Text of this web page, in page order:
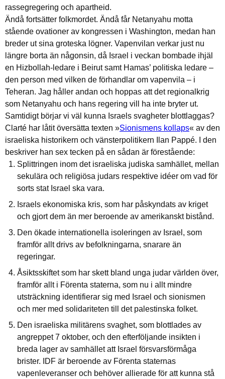
rassegregering och apartheid.
Ändå fortsätter folkmordet. Ändå får Netanyahu motta
stående ovationer av kongressen i Washington, medan han
breder ut sina groteska lögner. Vapenvilan verkar just nu
längre borta än någonsin, då Israel i veckan bombade ihjäl
en Hizbollah-ledare i Beirut samt Hamas’ politiska ledare –
den person med vilken de förhandlar om vapenvila – i
Teheran. Jag håller andan och hoppas att det regionalkrig
som Netanyahu och hans regering vill ha inte bryter ut.
Samtidigt börjar vi väl kunna Israels svagheter blottlaggas?
Clarté har låtit översätta texten »Sionismens kollaps« av den
israeliska historikern och vänsterpolitikern Ilan Pappé. I den
beskriver han sex tecken på en sådan är förestående:
Splittringen inom det israeliska judiska samhället, mellan
sekulära och religiösa judars respektive idéer om vad för
sorts stat Israel ska vara.
Israels ekonomiska kris, som har påskyndats av kriget
och gjort dem än mer beroende av amerikanskt bistånd.
Den ökade internationella isoleringen av Israel, som
framför allt drivs av befolkningarna, snarare än
regeringar.
Åsiktsskiftet som har skett bland unga judar världen över,
framför allt i Förenta staterna, som nu i allt mindre
utsträckning identifierar sig med Israel och sionismen
och mer med solidariteten till det palestinska folket.
Den israeliska militärens svaghet, som blottlades av
angreppet 7 oktober, och den efterföljande insikten i
breda lager av samhället att Israel försvarsförmåga
brister. IDF är beroende av Förenta staternas
vapenleveranser och behöver allierade för att kunna stå